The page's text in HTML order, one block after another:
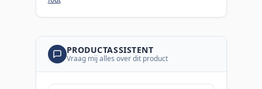
PRODUCTASSISTENT
Vraag mij alles over dit product